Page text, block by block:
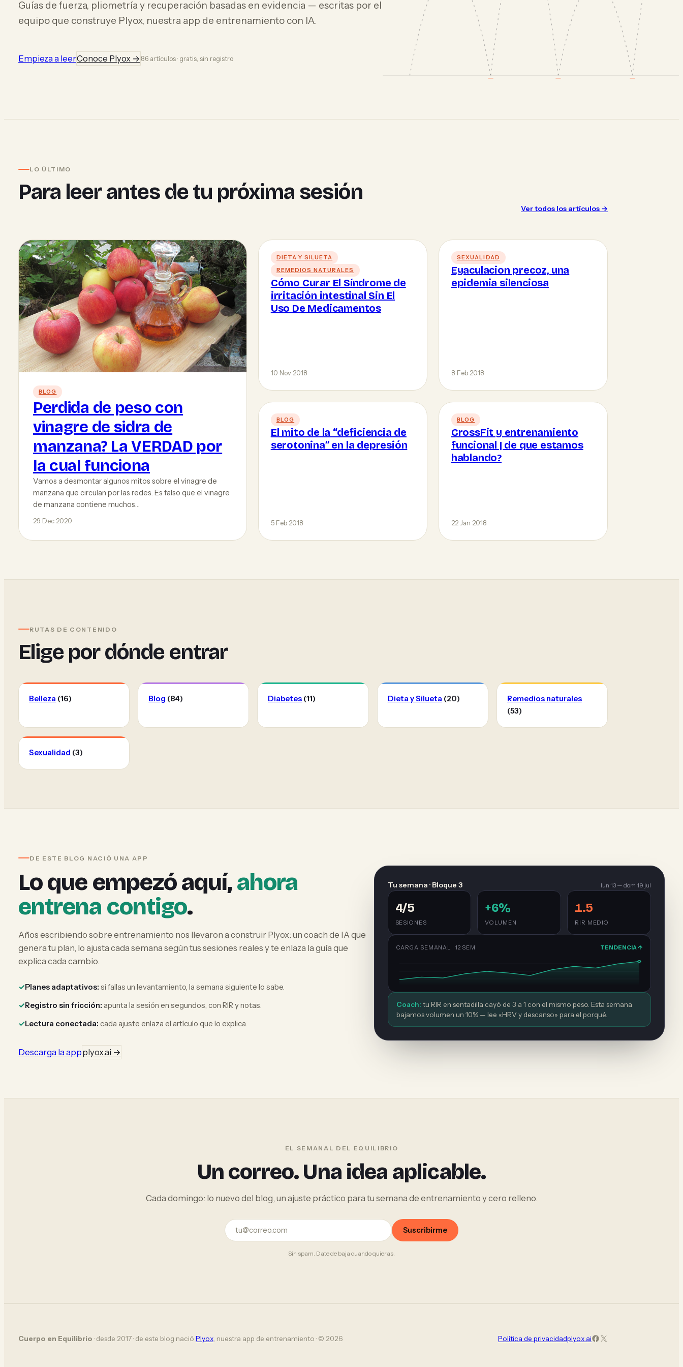
Guías de fuerza, pliometría y recuperación basadas en evidencia — escritas por el
equipo que construye Plyox, nuestra app de entrenamiento con IA.
Empieza a leerConoce Plyox → 86 artículos · gratis, sin registro
LO ÚLTIMO
Para leer antes de tu próxima sesión
Ver todos los artículos →
BLOG
Perdida de peso con
vinagre de sidra de
manzana? La VERDAD por
la cual funciona
Vamos a desmontar algunos mitos sobre el vinagre de
manzana que circulan por las redes. Es falso que el vinagre
de manzana contiene muchos…
29 Dec 2020
DIETA Y SILUETA
REMEDIOS NATURALES
Cómo Curar El Síndrome de
irritación intestinal Sin El
Uso De Medicamentos
10 Nov 2018
SEXUALIDAD
Eyaculacion precoz, una
epidemia silenciosa
8 Feb 2018
BLOG
El mito de la “deficiencia de
serotonina” en la depresión
5 Feb 2018
BLOG
CrossFit y entrenamiento
funcional | de que estamos
hablando?
22 Jan 2018
RUTAS DE CONTENIDO
Elige por dónde entrar
Belleza (16) Blog (84) Diabetes (11) Dieta y Silueta (20)
Remedios naturales
(53)
Sexualidad (3)
DE ESTE BLOG NACIÓ UNA APP
Lo que empezó aquí,ahora
entrena contigo.
Años escribiendo sobre entrenamiento nos llevaron a construir Plyox: un coach de IA que
genera tu plan, lo ajusta cada semana según tus sesiones reales y te enlaza la guía que
explica cada cambio.
Planes adaptativos: si fallas un levantamiento, la semana siguiente lo sabe.
Registro sin fricción: apunta la sesión en segundos, con RIR y notas.
Lectura conectada: cada ajuste enlaza el artículo que lo explica.
Descarga la appplyox.ai →
Tu semana · Bloque 3 lun 13 — dom 19 jul
4/5
SESIONES
+6%
VOLUMEN
1.5
RIR MEDIO
CARGA SEMANAL · 12 SEM TENDENCIA ↑
Coach: tu RIR en sentadilla cayó de 3 a 1 con el mismo peso. Esta semana
bajamos volumen un 10% — lee «HRV y descanso» para el porqué.
EL SEMANAL DEL EQUILIBRIO
Un correo. Una idea aplicable.
Cada domingo: lo nuevo del blog, un ajuste práctico para tu semana de entrenamiento y cero relleno.
Suscribirme
Sin spam. Date de baja cuando quieras.
Cuerpo en Equilibrio · desde 2017 · de este blog nació Plyox , nuestra app de entrenamiento · © 2026 Política de privacidadplyox.aiFacebook
X (Twitter)